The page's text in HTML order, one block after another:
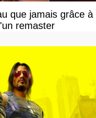
que jamais grâce à
remaster